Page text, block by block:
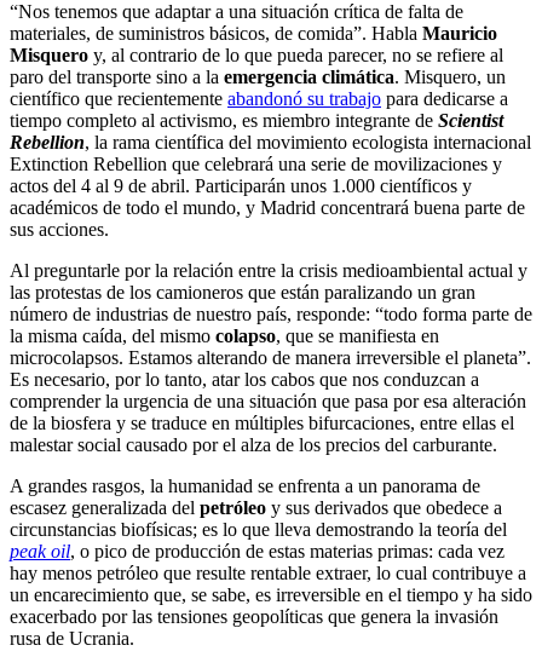
“Nos tenemos que adaptar a una situación crítica de falta de
materiales, de suministros básicos, de comida”. Habla Mauricio
Misquero y, al contrario de lo que pueda parecer, no se refiere al
paro del transporte sino a la emergencia climática. Misquero, un
científico que recientemente abandonó su trabajo para dedicarse a
tiempo completo al activismo, es miembro integrante de Scientist
Rebellion, la rama científica del movimiento ecologista internacional
Extinction Rebellion que celebrará una serie de movilizaciones y
actos del 4 al 9 de abril. Participarán unos 1.000 científicos y
académicos de todo el mundo, y Madrid concentrará buena parte de
sus acciones.
Al preguntarle por la relación entre la crisis medioambiental actual y
las protestas de los camioneros que están paralizando un gran
número de industrias de nuestro país, responde: “todo forma parte de
la misma caída, del mismo colapso, que se manifiesta en
microcolapsos. Estamos alterando de manera irreversible el planeta”.
Es necesario, por lo tanto, atar los cabos que nos conduzcan a
comprender la urgencia de una situación que pasa por esa alteración
de la biosfera y se traduce en múltiples bifurcaciones, entre ellas el
malestar social causado por el alza de los precios del carburante.
A grandes rasgos, la humanidad se enfrenta a un panorama de
escasez generalizada del petróleo y sus derivados que obedece a
circunstancias biofísicas; es lo que lleva demostrando la teoría del
peak oil, o pico de producción de estas materias primas: cada vez
hay menos petróleo que resulte rentable extraer, lo cual contribuye a
un encarecimiento que, se sabe, es irreversible en el tiempo y ha sido
exacerbado por las tensiones geopolíticas que genera la invasión
rusa de Ucrania.